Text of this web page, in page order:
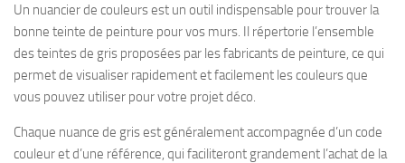
Un nuancier de couleurs est un outil indispensable pour trouver la
bonne teinte de peinture pour vos murs. Il répertorie l’ensemble
des teintes de gris proposées par les fabricants de peinture, ce qui
permet de visualiser rapidement et facilement les couleurs que
vous pouvez utiliser pour votre projet déco.
Chaque nuance de gris est généralement accompagnée d’un code
couleur et d’une référence, qui faciliteront grandement l’achat de la